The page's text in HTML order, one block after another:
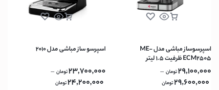
اسپرسوساز مباشی مدل ME-
ECM2505 ظرفیت ۱.۵ لیتر
29,100,000تومان –
29,600,000تومان
اسپرسو ساز مباشی مدل 2010
23,700,000تومان –
24,200,000تومان